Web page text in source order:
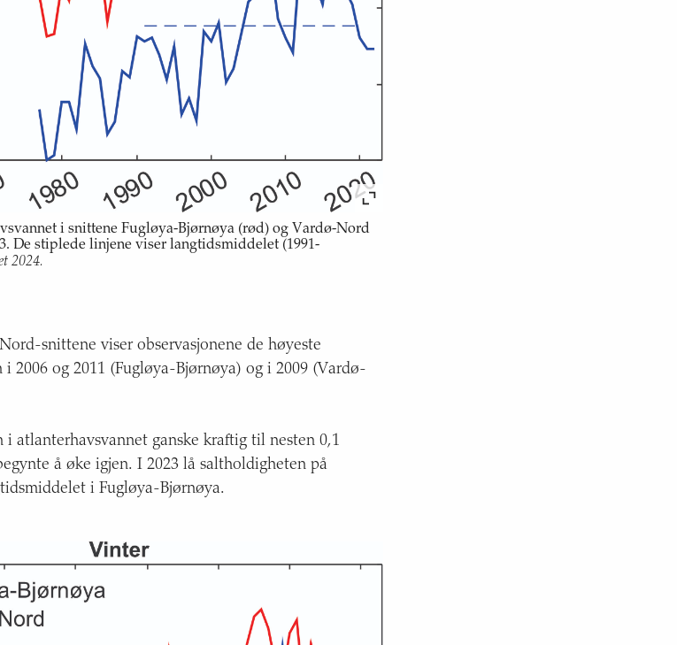
i snittene Fugløya-Bjørnøya (rød) og Vardø-Nord
De stiplede linjene viser langtidsmiddelet (1991-
2024.
snittene viser observasjonene de høyeste
2006 og 2011 (Fugløya-Bjørnøya) og i 2009 (Vardø-
atlanterhavsvannet ganske kraftig til nesten 0,1
å øke igjen. I 2023 lå saltholdigheten på
i Fugløya-Bjørnøya.